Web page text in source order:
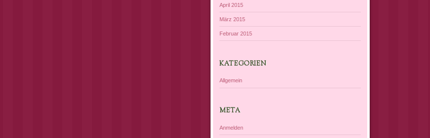
April 2015
März 2015
Februar 2015
KATEGORIEN
Allgemein
META
Anmelden